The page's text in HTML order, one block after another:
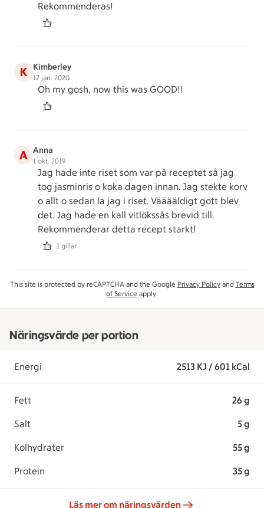
Rekommenderas!
K Kimberley
17 jan. 2020
Oh my gosh, now this was GOOD!!
A Anna
1 okt. 2019
Jag hade inte riset som var på receptet så jag
tog jasminris o koka dagen innan. Jag stekte korv
o allt o sedan la jag i riset. Vääääldigt gott blev
det. Jag hade en kall vitlökssås brevid till.
Rekommenderar detta recept starkt!
1 gillar
This site is protected by reCAPTCHA and the Google Privacy Policyand Terms
of Service apply.
Näringsvärde per portion
Energi 2513 KJ / 601 kCal
Fett 26 g
Salt 5 g
Kolhydrater 55 g
Protein 35 g
Läs mer om näringsvärden